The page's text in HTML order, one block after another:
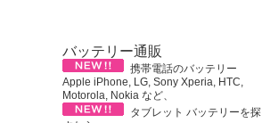
バッテリー通販
携帯電話のバッテリー
Apple iPhone, LG, Sony Xperia, HTC,
Motorola, Nokia など、
タブレット バッテリーを探